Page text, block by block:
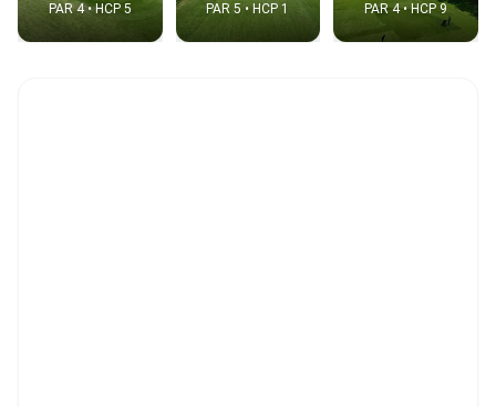
PAR 4 • HCP 5 PAR 5 • HCP 1 PAR 4 • HCP 9